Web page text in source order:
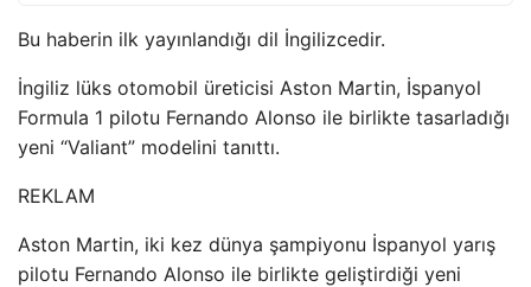
Bu haberin ilk yayınlandığı dil İngilizcedir.
İngiliz lüks otomobil üreticisi Aston Martin, İspanyol
Formula 1 pilotu Fernando Alonso ile birlikte tasarladığı
yeni “Valiant” modelini tanıttı.
REKLAM
Aston Martin, iki kez dünya şampiyonu İspanyol yarış
pilotu Fernando Alonso ile birlikte geliştirdiği yeni